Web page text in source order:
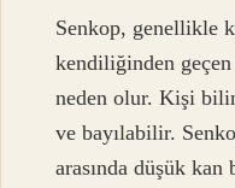
Senkop, genellikle
kendiliğinden
neden olur. Kişi
ve bayılabilir.
arasında düşük kan